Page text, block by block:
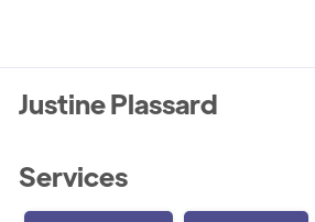
Justine Plassard
Services